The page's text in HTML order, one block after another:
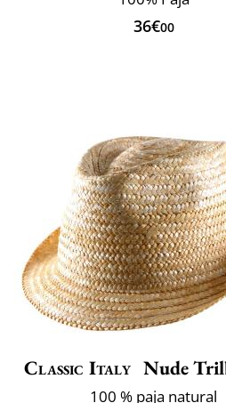
36€00
Classic Italy Nude
100 % paja natural